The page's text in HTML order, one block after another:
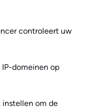
controleert uw
domeinen op
om de